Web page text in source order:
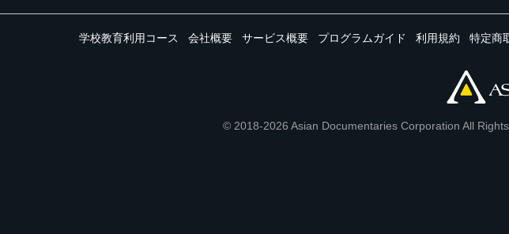
学校教育利用コース 会社概要 サービス概要 プログラムガイド 利用規約 特定商
© 2018-2026 Asian Documentaries Corporation All